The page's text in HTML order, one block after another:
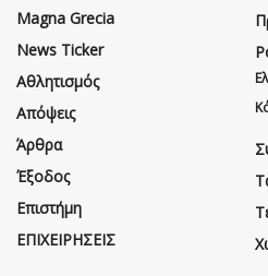
Magna Grecia
News Ticker
Αθλητισμός
Απόψεις
Άρθρα
Έξοδος
Επιστήμη
ΕΠΙΧΕΙΡΗΣΕΙΣ